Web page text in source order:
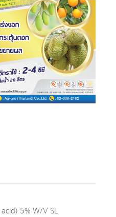
5% W/V SL